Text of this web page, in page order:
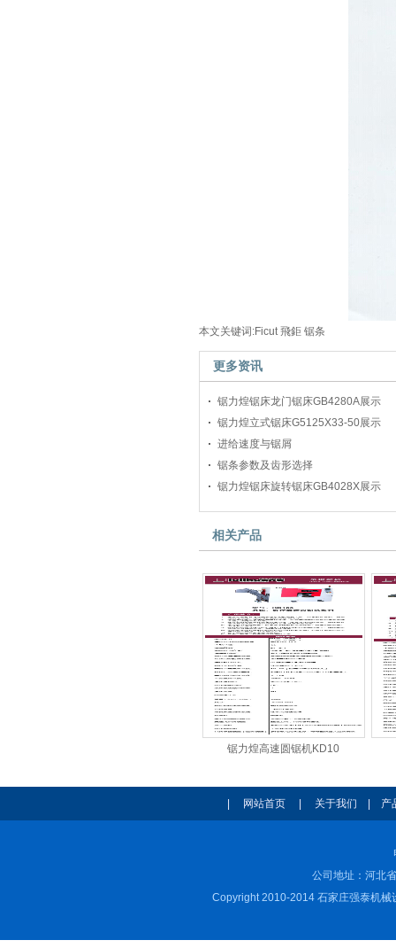
本文关键词:Ficut 飛鉅 锯条
更多资讯
锯力煌锯床龙门锯床GB4280A展示
锯力煌立式锯床G5125X33-50展示
进给速度与锯屑
锯条参数及齿形选择
锯力煌锯床旋转锯床GB4028X展示
相关产品
锯力煌高速圆锯机KD10
网站首页| 关于我们 产
公司地址：河北
Copyright 2010-2014 石家庄强泰机